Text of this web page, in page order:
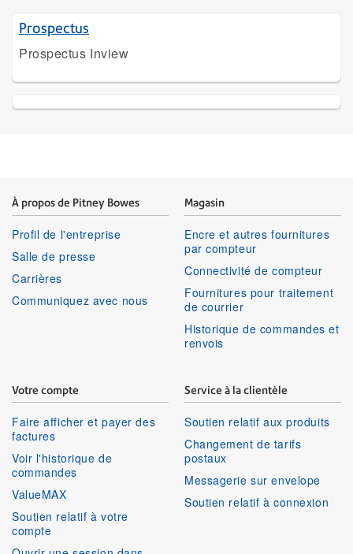
Prospectus
Prospectus Inview
À propos de Pitney Bowes
Profil de l'entreprise
Salle de presse
Carrières
Communiquez avec nous
Magasin
Encre et autres fournitures
par compteur
Connectivité de compteur
Fournitures pour traitement
de courrier
Historique de commandes et
renvois
Votre compte
Faire afficher et payer des
factures
Voir l'historique de
commandes
ValueMAX
Soutien relatif à votre
compte
Service à la clientèle
Soutien relatif aux produits
Changement de tarifs
postaux
Messagerie sur envelope
Soutien relatif à connexion